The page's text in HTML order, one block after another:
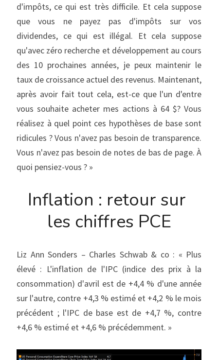
d'impôts, ce qui est très difficile. Et cela suppose
que vous ne payez pas d'impôts sur vos
dividendes, ce qui est illégal. Et cela suppose
qu'avec zéro recherche et développement au cours
des 10 prochaines années, je peux maintenir le
taux de croissance actuel des revenus. Maintenant,
après avoir fait tout cela, est-ce que l'un d'entre
vous souhaite acheter mes actions à 64 $? Vous
réalisez à quel point ces hypothèses de base sont
ridicules ? Vous n'avez pas besoin de transparence.
Vous n'avez pas besoin de notes de bas de page. À
quoi pensiez-vous ? »
Inflation : retour sur
les chiffres PCE
Liz Ann Sonders – Charles Schwab & co : « Plus
élevé : L'inflation de l'IPC (indice des prix à la
consommation) d'avril est de +4,4 % d'une année
sur l'autre, contre +4,3 % estimé et +4,2 % le mois
précédent ; l'IPC de base est de +4,7 %, contre
+4,6 % estimé et +4,6 % précédemment. »